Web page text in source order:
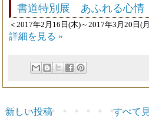
書道特別展 あふれる心
＜2017年2月16日(木)～2017年3月20日(
詳細を見る »
新しい投稿 すべて